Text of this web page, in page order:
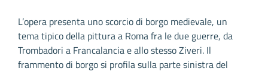
L’opera presenta uno scorcio di borgo medievale, un
tema tipico della pittura a Roma fra le due guerre, da
Trombadori a Francalancia e allo stesso Ziveri. Il
frammento di borgo si profila sulla parte sinistra del